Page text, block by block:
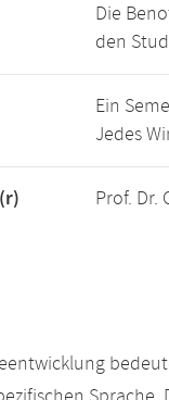
Die
den
Ein
Jedes
Prof. Dr.